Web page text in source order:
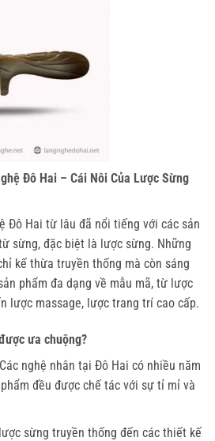
Đô Hai – Cái Nôi Của Lược Sừng
Đô Hai từ lâu đã nổi tiếng với các sản
sừng, đặc biệt là lược sừng. Những
kế thừa truyền thống mà còn sáng
phẩm đa dạng về mẫu mã, từ lược
lược massage, lược trang trí cao cấp.
ưa chuộng?
nghệ nhân tại Đô Hai có nhiều năm
đều được chế tác với sự tỉ mỉ và
sừng truyền thống đến các thiết kế